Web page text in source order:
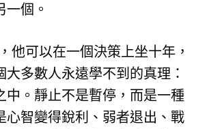
一個。
他可以在一個決策上坐十年，
大多數人永遠學不到的真理：
中。靜止不是暫停，而是一種
心智變得銳利、弱者退出、戰